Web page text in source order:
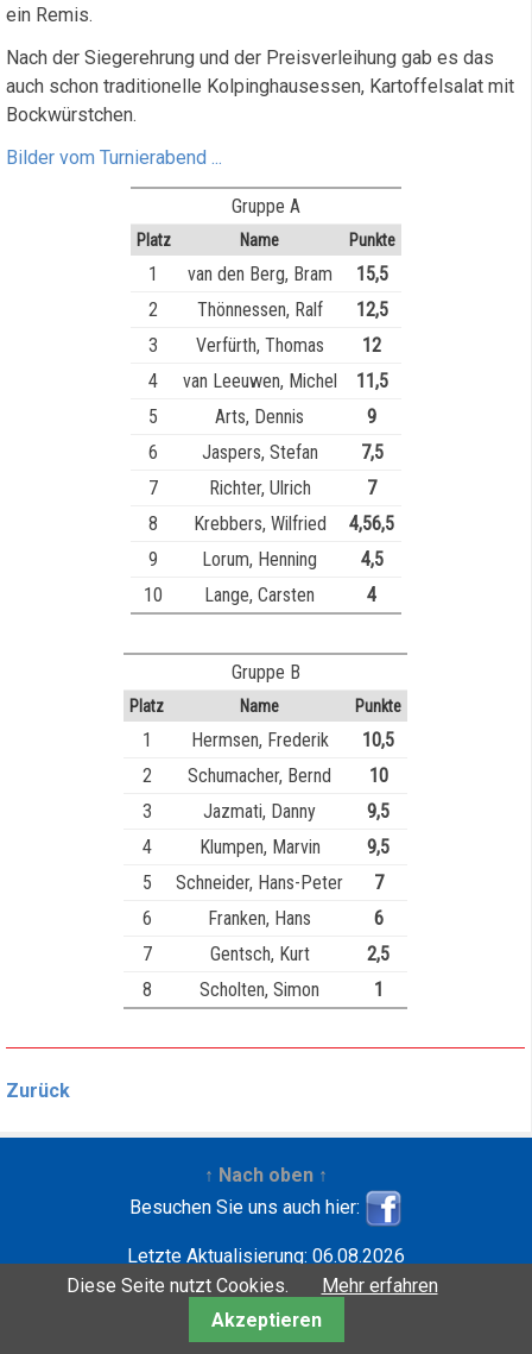
ein Remis.
Nach der Siegerehrung und der Preisverleihung gab es das
auch schon traditionelle Kolpinghausessen, Kartoffelsalat mit
Bockwürstchen.
Bilder vom Turnierabend ...
Gruppe A
Platz Name Punkte
1 van den Berg, Bram
15,5
2
Thönnessen, Ralf
12,5
3
Verfürth, Thomas
12
4
van Leeuwen, Michel
11,5
5
Arts, Dennis
9
6
Jaspers, Stefan
7,5
7
Richter, Ulrich
7
8
Krebbers, Wilfried
4,56,5
9
Lorum, Henning
4,5
10
Lange, Carsten 4
Gruppe B
Platz Name Punkte
1 Hermsen, Frederik
10,5
2
Schumacher, Bernd
10
3
Jazmati, Danny
9,5
4
Klumpen, Marvin
9,5
5
Schneider, Hans-Peter
7
6
Franken, Hans
6
7
Gentsch, Kurt
2,5
8
Scholten, Simon 1
Zurück
↑ Nach oben ↑
Besuchen Sie uns auch hier:
Letzte Aktualisierung: 06.08.2026
Entwickelt mit
| Copyright ©2001-2026
Krebbers
Diese Seite nutzt Cookies.
Mehr erfahren
Akzeptieren